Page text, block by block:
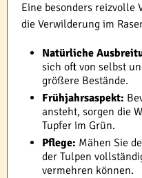
Eine besonders reizvolle
die Verwilderung im
Natürliche
sich oft von selbst
größere Bestände.
Frühjahrsaspekt:
ansteht, sorgen die
Tupfer im Grün.
Pflege: Mähen Sie
der Tulpen
vermehren können.